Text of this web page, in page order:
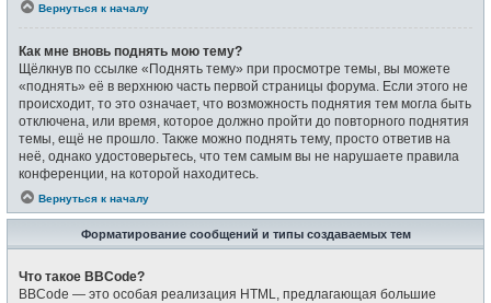
Вернуться к началу
Как мне вновь поднять мою тему?
Щёлкнув по ссылке «Поднять тему» при просмотре темы, вы можете
«поднять» её в верхнюю часть первой страницы форума. Если этого не
происходит, то это означает, что возможность поднятия тем могла быть
отключена, или время, которое должно пройти до повторного поднятия
темы, ещё не прошло. Также можно поднять тему, просто ответив на
неё, однако удостоверьтесь, что тем самым вы не нарушаете правила
конференции, на которой находитесь.
Вернуться к началу
Форматирование сообщений и типы создаваемых тем
Что такое BBCode?
BBCode — это особая реализация HTML, предлагающая большие